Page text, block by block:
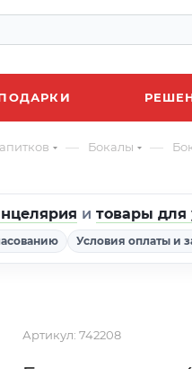
— Бокалы —
и товары для
Условия оплаты и
Артикул: 742208